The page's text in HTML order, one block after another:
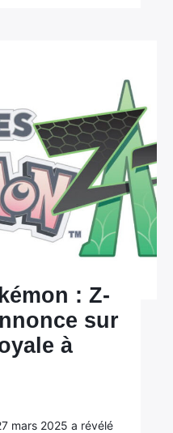
: Z-
sur
à
mars 2025 a révélé